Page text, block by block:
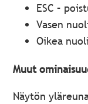
ESC –
Vasen
Oikea
Muut
Näytön